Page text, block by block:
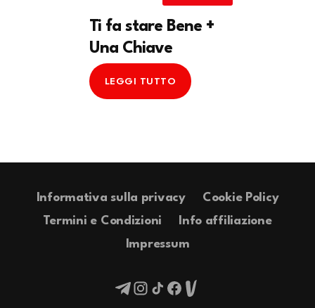
Ti fa stare Bene +
Una Chiave
LEGGI TUTTO
Informativa sulla privacy
Cookie Policy
Termini e Condizioni
Info affiliazione
Impressum